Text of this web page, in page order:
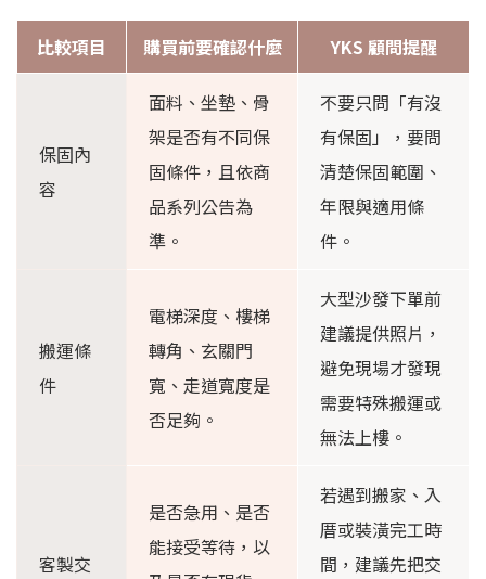
比較項目 購買前要確認什麼 YKS 顧問提醒
保固內
容
面料、坐墊、骨
架是否有不同保
固條件，且依商
品系列公告為
準。
不要只問「有沒
有保固」，要問
清楚保固範圍、
年限與適用條
件。
搬運條
件
電梯深度、樓梯
轉角、玄關門
寬、走道寬度是
否足夠。
大型沙發下單前
建議提供照片，
避免現場才發現
需要特殊搬運或
無法上樓。
客製交
是否急用、是否
能接受等待，以
若遇到搬家、入
厝或裝潢完工時
間，建議先把交